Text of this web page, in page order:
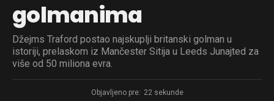
golmanima
Džejms Traford postao najskuplji britanski golman u
istoriji, prelaskom iz Mančester Sitija u Leeds Junajted za
više od 50 miliona evra.
Objavljeno pre: 22 sekunde